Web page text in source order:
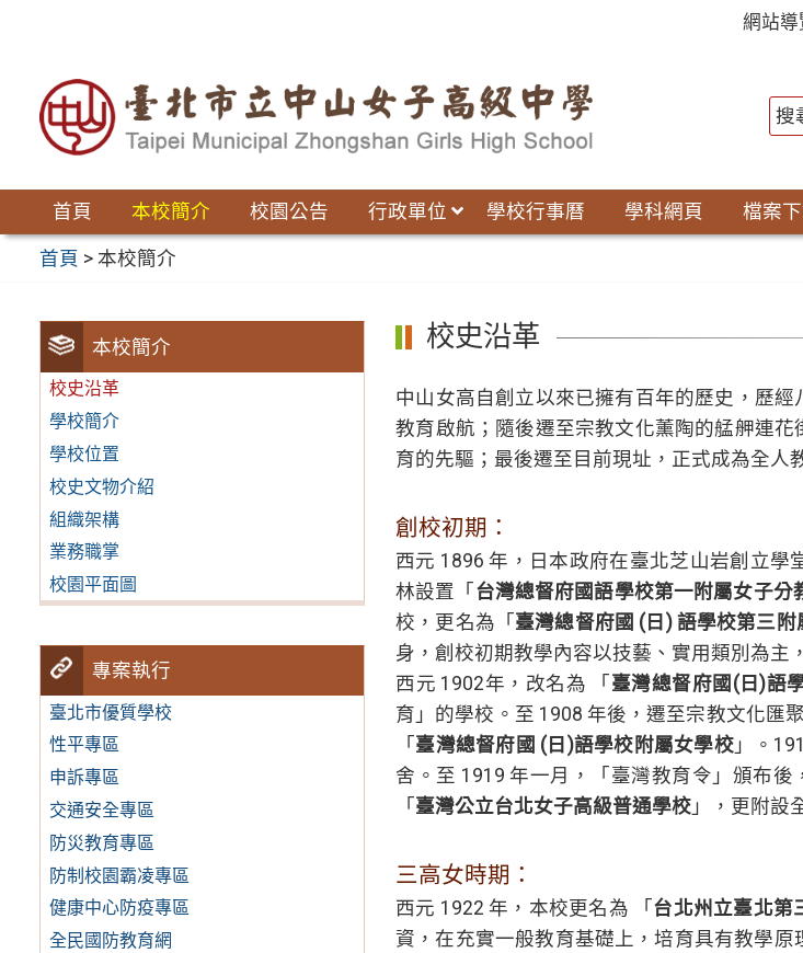
網站導
首頁 本校簡介 校園公告 行政單位 學校行事曆 學科網頁 檔案
首頁 > 本校簡介
本校簡介
校史沿革
學校簡介
學校位置
校史文物介紹
組織架構
業務職掌
校園平面圖
專案執行
臺北市優質學校
性平專區
申訴專區
交通安全專區
防災教育專區
防制校園霸凌專區
健康中心防疫專區
全民國防教育網
校史沿革
中山女高自創立以來已擁有百年的歷史，歷
教育啟航；隨後遷至宗教文化薰陶的艋舺連
育的先驅；最後遷至目前現址，正式成為全人
創校初期：
西元 1896 年，日本政府在臺北芝山岩創立
林設置「台灣總督府國語學校第一附屬女子分
校，更名為「臺灣總督府國 (日) 語學校第三附
身，創校初期教學內容以技藝、實用類別為主
西元 1902年，改名為 「臺灣總督府國(日)語
育」的學校。至 1908 年後，遷至宗教文化匯
「臺灣總督府國 (日)語學校附屬女學校」。
舍。至 1919 年一月，「臺灣教育令」頒布
「臺灣公立台北女子高級普通學校 」，更附設
三高女時期：
西元 1922 年，本校更名為 「台北州立臺北第
資，在充實一般教育基礎上，培育具有教學